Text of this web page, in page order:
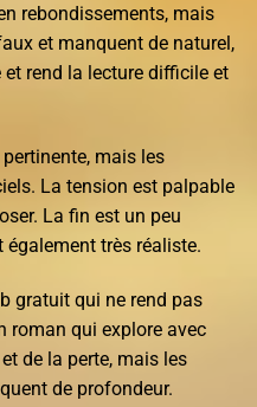
rebondissements, mais
et manquent de naturel,
et rend la lecture difficile et
mais les
La tension est palpable
La fin est un peu
très réaliste.
gratuit qui ne rend pas
roman qui explore avec
de la perte, mais les
de profondeur.